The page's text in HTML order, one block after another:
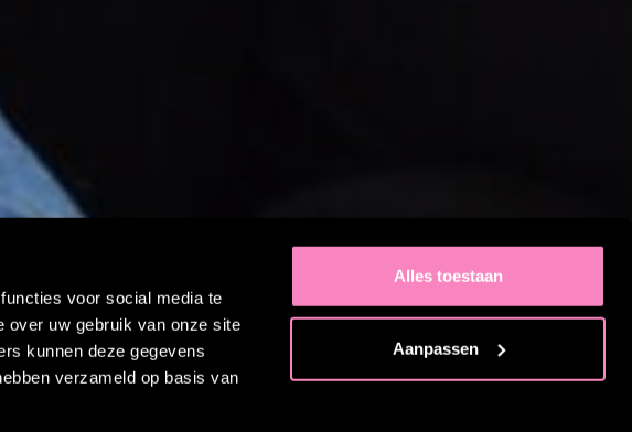
voor social media te
over uw gebruik van onze site
kunnen deze gegevens
verzameld op basis van
Alles toestaan
Aanpassen
LEERWERKTRAJECT
VOOR MEGAGEN